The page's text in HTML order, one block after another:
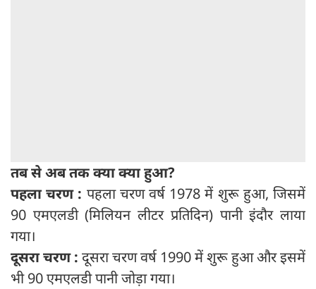
तब से अब तक क्‍या क्‍या हुआ?
पहला चरण : पहला चरण वर्ष 1978 में शुरू हुआ, जिसमें
90 एमएलडी (मिलियन लीटर प्रतिदिन) पानी इंदौर लाया
गया।
दूसरा चरण : दूसरा चरण वर्ष 1990 में शुरू हुआ और इसमें
भी 90 एमएलडी पानी जोड़ा गया।